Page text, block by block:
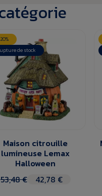
de stock
Maison citrouille
lumineuse Lemax
Halloween
53,48 €
42,78 €